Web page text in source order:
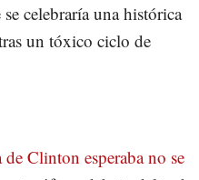
celebraría una histórica
un tóxico ciclo de
Clinton esperaba no se